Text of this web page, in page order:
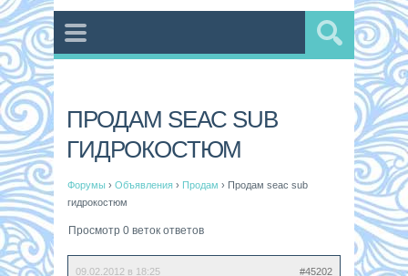
ПРОДАМ SEAC SUB
ГИДРОКОСТЮМ
Форумы › Объявления › Продам › Продам seac sub
гидрокостюм
Просмотр 0 веток ответов
09.02.2012 в 18:25 #45202